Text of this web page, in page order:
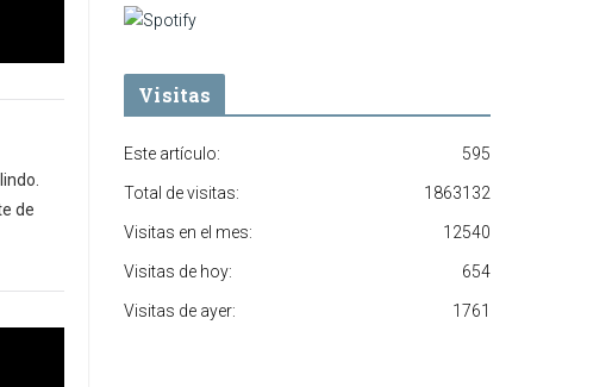
de
Visitas
595
Este artículo:
1863132
Total de visitas:
12540
Visitas en el mes:
654
Visitas de hoy:
1761
Visitas de ayer: